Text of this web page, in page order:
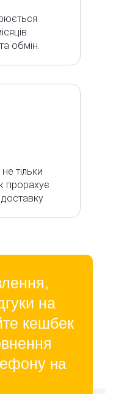
обмін.
тільки
прорахує
на
кешбек
на